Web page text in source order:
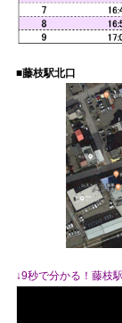
■藤枝駅北口
↓9秒で分かる！藤枝